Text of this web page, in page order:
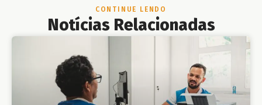
CONTINUE LENDO
Notícias Relacionadas